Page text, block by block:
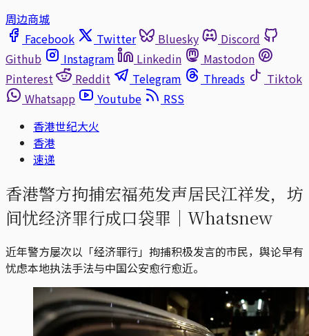
周边商城
Facebook
Twitter Bluesky
Discord
Github
Instagram Linkedin
Mastodon
Pinterest
Reddit Telegram Threads
Tiktok
Whatsapp
Youtube
RSS
香港世纪大火
香港
速递
香港警方拘捕宏福苑发声居民江祥发，坊
间忧经济罪行成口袋罪｜Whatsnew
近年警方屡次以「经济罪行」拘捕积极发言的市民，舆论早有
忧虑本地执法手法与中国公安愈行愈近。